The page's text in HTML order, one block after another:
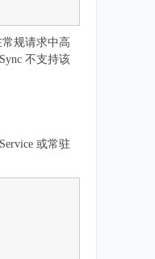
规请求中高
不支持该
或常驻